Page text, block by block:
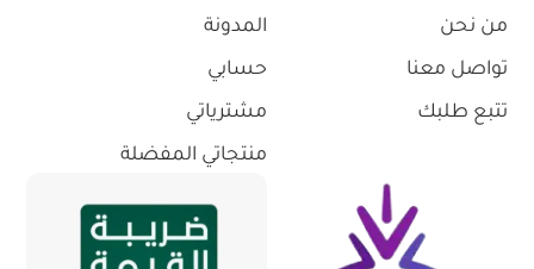
من نحن
تواصل معنا
تتبع طلبك
المدونة
حسابي
مشترياتي
منتجاتي المفضلة